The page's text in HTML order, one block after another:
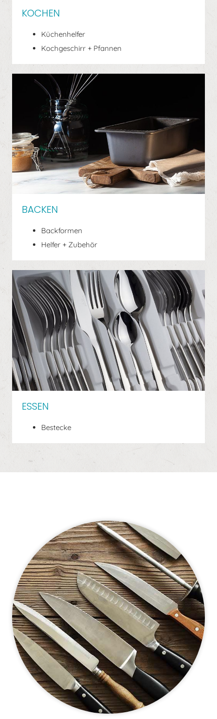
KOCHEN
Küchenhelfer
Kochgeschirr + Pfannen
BACKEN
Backformen
Helfer + Zubehör
ESSEN
Bestecke